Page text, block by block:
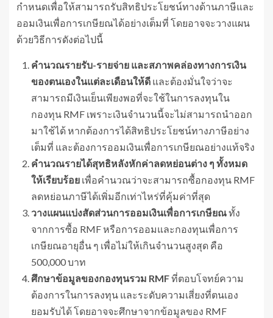
กำหนดเพื่อให้สามารถรับสิทธิประโยชน์ทางด้านภาษีและ
ออมเงินเพื่อการเกษียณได้อย่างเต็มที่ โดยอาจจะวางแผน
ด้วยวิธีการดังต่อไปนี้
คำนวณรายรับ-รายจ่าย และสภาพคล่องทางการเงิน
ของตนเองในแต่ละเดือนให้ดี และต้องมั่นใจว่าจะ
สามารถมีเงินเย็นเพียงพอที่จะใช้ในการลงทุนใน
กองทุน RMF เพราะเงินจำนวนนี้จะไม่สามารถนำออก
มาใช้ได้ หากต้องการได้สิทธิประโยชน์ทางภาษีอย่าง
เต็มที่ และต้องการออมเงินเพื่อการเกษียณอย่างแท้จริง
คำนวณรายได้สุทธิหลังหักค่าลดหย่อนต่าง ๆ ทั้งหมด
ให้เรียบร้อย เพื่อคำนวณว่าจะสามารถซื้อกองทุน RMF
ลดหย่อนภาษีได้เพิ่มอีกเท่าไหร่ที่คุ้มค่าที่สุด
วางแผนแบ่งสัดส่วนการออมเงินเพื่อการเกษียณทั้ง
จากการซื้อ RMF หรือการออมและกองทุนเพื่อการ
เกษียณอายุอื่น ๆ เพื่อไม่ให้เกินจำนวนสูงสุด คือ
500,000 บาท
ศึกษาข้อมูลของกองทุนรวม RMFที่ตอบโจทย์ความ
ต้องการในการลงทุน และระดับความเสี่ยงที่ตนเอง
ยอมรับได้ โดยอาจจะศึกษาจากข้อมูลของ RMF